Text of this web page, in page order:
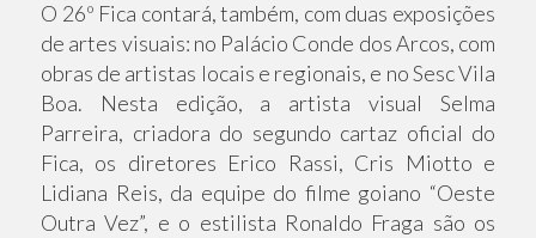
O 26º Fica contará, também, com duas exposições
de artes visuais: no Palácio Conde dos Arcos, com
obras de artistas locais e regionais, e no Sesc Vila
Boa. Nesta edição, a artista visual Selma
Parreira, criadora do segundo cartaz oficial do
Fica, os diretores Erico Rassi, Cris Miotto e
Lidiana Reis, da equipe do filme goiano “Oeste
Outra Vez”, e o estilista Ronaldo Fraga são os